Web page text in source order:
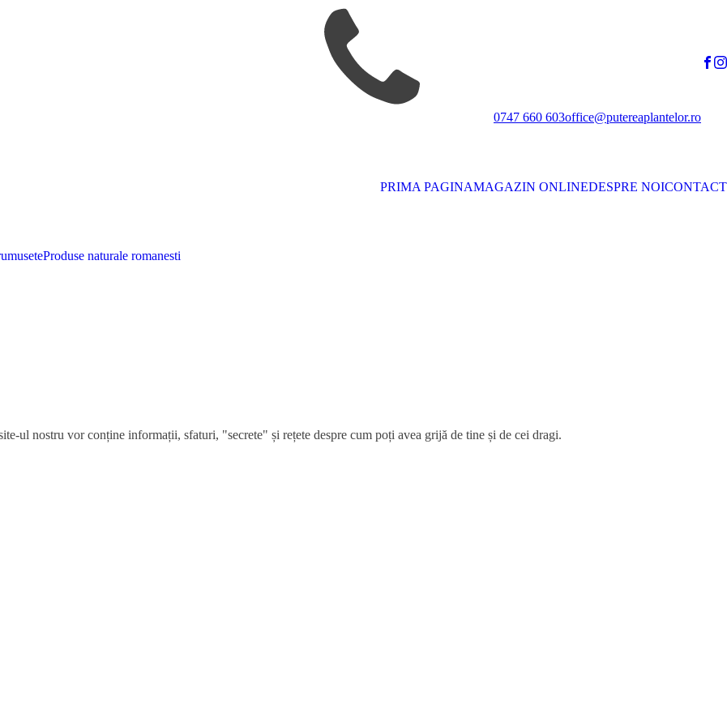
0747 660 603office@putereaplantelor.ro
PRIMA PAGINAMAGAZIN ONLINEDESPRE NOICONTACT
Produse naturale romanesti
ul nostru vor conține informații, sfaturi, "secrete" și rețete despre cum poți avea grijă de tine și de cei dragi.